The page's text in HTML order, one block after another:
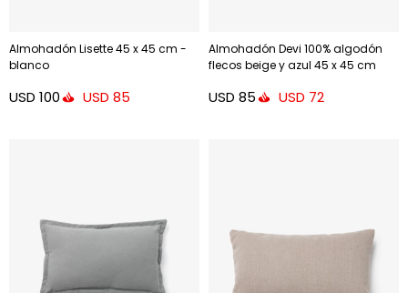
Almohadón Lisette 45 x 45 cm -
blanco
USD 100 USD 85
Almohadón Devi 100% algodón
flecos beige y azul 45 x 45 cm
USD 85 USD 72